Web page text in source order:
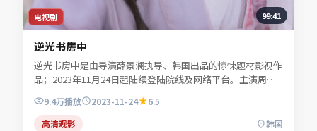
电视剧 99:41
逆光书房中
逆光书房中是由导演薛景澜执导、韩国出品的惊悚题材影视作
品；2023年11月24日起陆续登陆院线及网络平台。主演周屿
森、商时序、闻晚风、许南星等共同诠释一段充满转折的人物
命运。地缘风貌被写得具体可信，地域气质成为叙事推手。适
合检索「惊悚电影」「韩国影片」「2023年上映」等关键词
9.4万播放 2023-11-24
6.5
高清观影
韩国